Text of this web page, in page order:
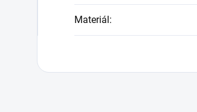
Materiál: